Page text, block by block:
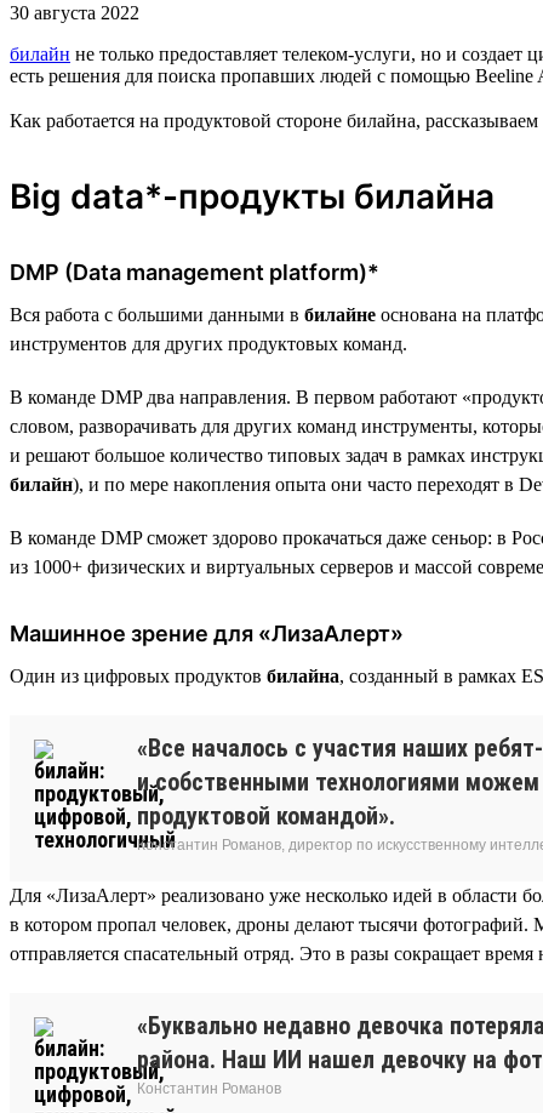
30 августа 2022
билайн не только предоставляет телеком-услуги, но и
есть решения для поиска пропавших людей с помощью Beeline
Как работается на продуктовой стороне билайна,
Big data*-продукты билайна
DMP (Data management platform)*
Вся работа с большими данными в билайне основана на
инструментов для других продуктовых команд.
В команде DMP два направления. В первом работают
словом, разворачивать для других команд инструменты,
и решают большое количество типовых задач в рамках
билайн), и по мере накопления опыта они часто переходят в
В команде DMP сможет здорово прокачаться даже сеньор: в
из 1000+ физических и виртуальных серверов и массой
Машинное зрение для «ЛизаАлерт»
Один из цифровых продуктов билайна, созданный в рамках
«Все началось с участия наших
и собственными технологиями можем
продуктовой командой».
Константин Романов, директор по искусственному
Для «ЛизаАлерт» реализовано уже несколько идей в
в котором пропал человек, дроны делают тысячи
отправляется спасательный отряд. Это в разы сокращает
«Буквально недавно девочка
района. Наш ИИ нашел девочку на
Константин Романов